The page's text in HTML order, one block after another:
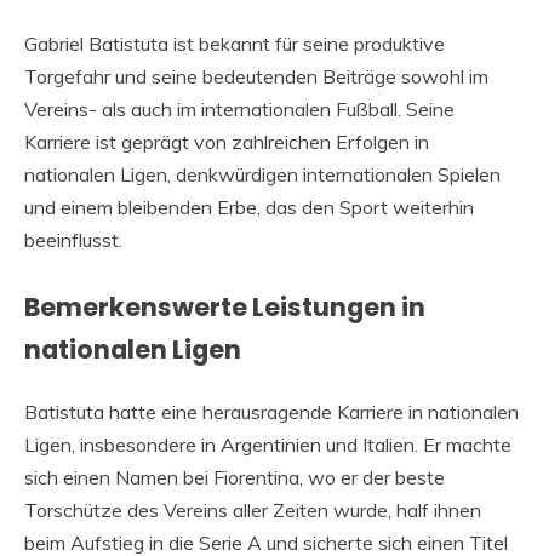
Gabriel Batistuta ist bekannt für seine produktive
Torgefahr und seine bedeutenden Beiträge sowohl im
Vereins- als auch im internationalen Fußball. Seine
Karriere ist geprägt von zahlreichen Erfolgen in
nationalen Ligen, denkwürdigen internationalen Spielen
und einem bleibenden Erbe, das den Sport weiterhin
beeinflusst.
Bemerkenswerte Leistungen in
nationalen Ligen
Batistuta hatte eine herausragende Karriere in nationalen
Ligen, insbesondere in Argentinien und Italien. Er machte
sich einen Namen bei Fiorentina, wo er der beste
Torschütze des Vereins aller Zeiten wurde, half ihnen
beim Aufstieg in die Serie A und sicherte sich einen Titel